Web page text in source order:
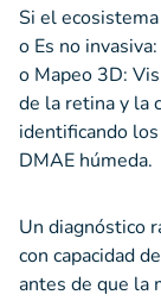
Si el
o Es no
o Mapeo 3D:
de la retina y la
identificando
DMAE húmeda.
Un diagnóstico
con capacidad
antes de que la